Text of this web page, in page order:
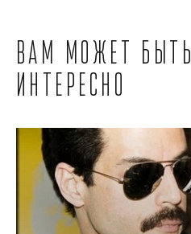
Вам может быть
интересно